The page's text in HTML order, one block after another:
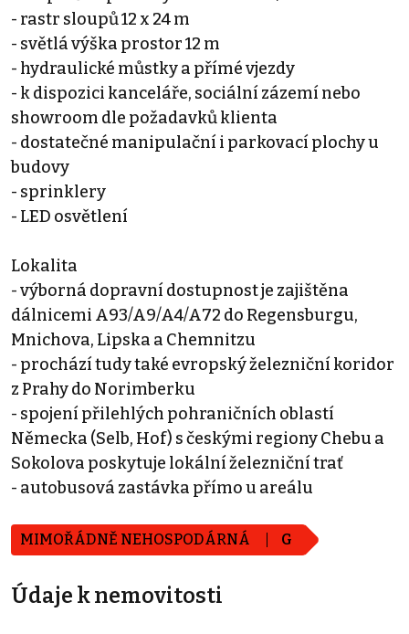
- rastr sloupů 12 x 24 m
- světlá výška prostor 12 m
- hydraulické můstky a přímé vjezdy
- k dispozici kanceláře, sociální zázemí nebo
showroom dle požadavků klienta
- dostatečné manipulační i parkovací plochy u
budovy
- sprinklery
- LED osvětlení
Lokalita
- výborná dopravní dostupnost je zajištěna
dálnicemi A93/A9/A4/A72 do Regensburgu,
Mnichova, Lipska a Chemnitzu
- prochází tudy také evropský železniční koridor
z Prahy do Norimberku
- spojení přilehlých pohraničních oblastí
Německa (Selb, Hof) s českými regiony Chebu a
Sokolova poskytuje lokální železniční trať
- autobusová zastávka přímo u areálu
MIMOŘÁDNĚ NEHOSPODÁRNÁ G
Údaje k nemovitosti